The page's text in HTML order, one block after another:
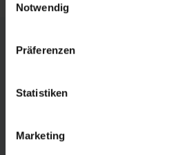
Notwendig
Präferenzen
Statistiken
Marketing